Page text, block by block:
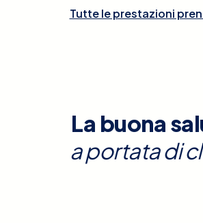
Tutte le prestazioni
La buona
a portata di